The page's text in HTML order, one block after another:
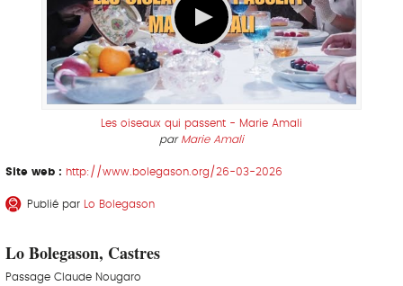
Les oiseaux qui passent - Marie Amali
par Marie Amali
Site web : http://www.bolegason.org/26-03-2026
Publié par Lo Bolegason
Lo Bolegason, Castres
Passage Claude Nougaro